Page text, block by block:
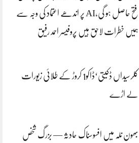
فتح حاصل ہو گی،AI پر اندھے اعتماد کی وجہ سے
ہمیں خطرات لاحق ہیں پروفیسر احمد رفیق
کلرسیداں ڈکیتی‘ڈاکو1 کروڑ کے طلائی زیورات
لے اڑے
بھون نلہ میں افسوسناک حادثہ — بزرگ شخص